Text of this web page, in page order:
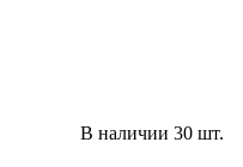
В наличии 30 шт.